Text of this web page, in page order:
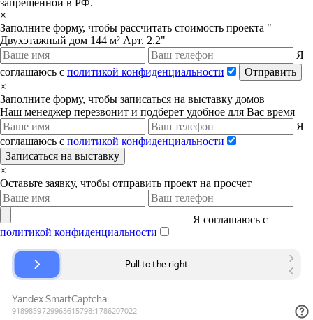
×
Заполните форму, чтобы рассчитать стоимость проекта "
Двухэтажный дом 144 м² Арт. 2.2"
Я
соглашаюсь с политикой конфиденциальности
Отправить
×
Заполните форму, чтобы записаться на выставку домов
Наш менеджер перезвонит и подберет удобное для Вас время
Я
соглашаюсь с политикой конфиденциальности
Записаться на выставку
×
Оставьте заявку, чтобы отправить проект на просчет
Я соглашаюсь с
политикой конфиденциальности